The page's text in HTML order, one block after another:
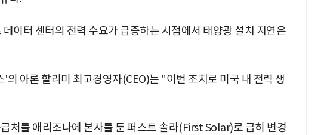
이터 센터의 전력 수요가 급증하는 시점에서 태양광 설치 지연은
아론 할리미 최고경영자(CEO)는 "이번 조치로 미국 내 전력 생
처를 애리조나에 본사를 둔 퍼스트 솔라(First Solar)로 급히 변경
박지수 아나운서가 타본 ‘전설의 무쏘’… “여성·
초보자도 반할 반전 매력”